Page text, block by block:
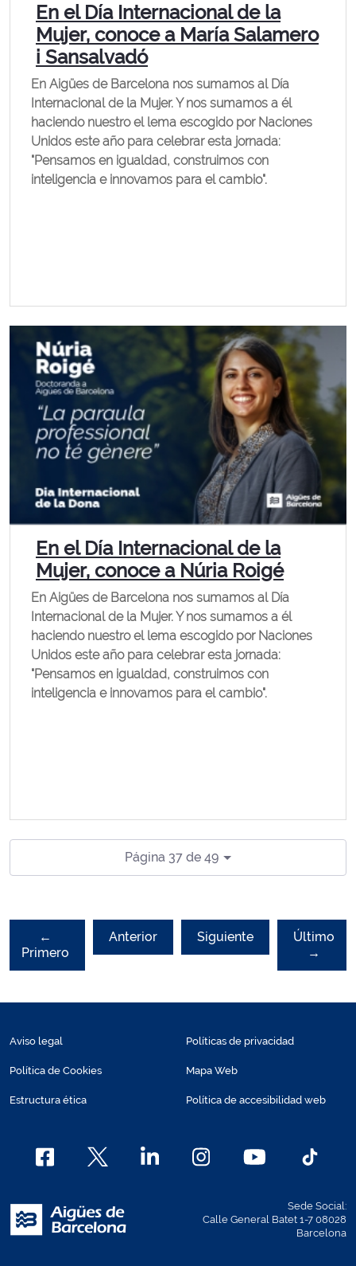
En el Día Internacional de la
Mujer, conoce a María Salamero
i Sansalvadó
En Aigües de Barcelona nos sumamos al Día
Internacional de la Mujer. Y nos sumamos a él
haciendo nuestro el lema escogido por Naciones
Unidos este año para celebrar esta jornada:
"Pensamos en igualdad, construimos con
inteligencia e innovamos para el cambio".
En el Día Internacional de la
Mujer, conoce a Núria Roigé
En Aigües de Barcelona nos sumamos al Día
Internacional de la Mujer. Y nos sumamos a él
haciendo nuestro el lema escogido por Naciones
Unidos este año para celebrar esta jornada:
"Pensamos en igualdad, construimos con
inteligencia e innovamos para el cambio".
Página 37 de 49
←
Primero
Anterior Siguiente
Último
→
Aviso legal
Política de Cookies
Estructura ética
Políticas de privacidad
Mapa Web
Política de accesibilidad web
Sede Social:
Calle General Batet 1-7 08028
Barcelona